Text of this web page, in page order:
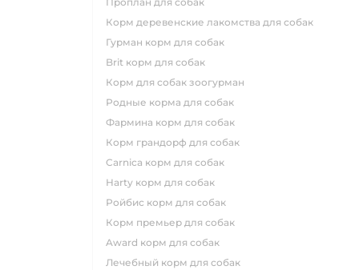
корм деревенские лакомства для собак
гурман корм для собак
brit корм для собак
корм для собак зоогурман
родные корма для собак
фармина корм для собак
корм грандорф для собак
carnica корм для собак
harty корм для собак
ройбис корм для собак
корм премьер для собак
award корм для собак
лечебный корм для собак